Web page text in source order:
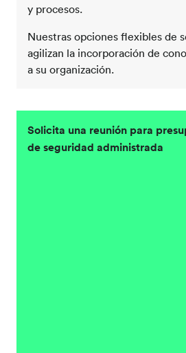
y procesos.
Nuestras opciones flexibles de
agilizan la incorporación de
a su organización.
Solicita una reunión para
de seguridad administrada